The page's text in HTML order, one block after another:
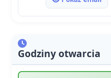
Godziny otwarcia